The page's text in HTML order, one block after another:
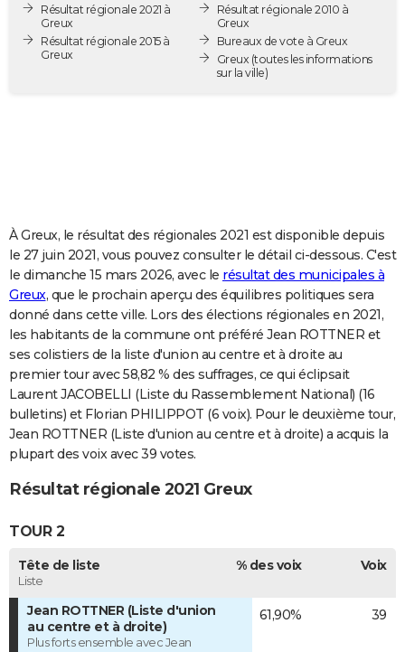
Destinations
City break
Voyage nature
Voyage de noces
Forum
PHOTO
GUIDES D'ACHAT
COPAINS D'AVANT
S'inscrire
Se connecter
Lycées
Collèges
Primaires
Universités
Entreprises
Service militaire
Avis de recherche
AVIS DE DÉCÈS
FORUM
Bricolage
Lifestyle
Culture
Television
Voyage
Résultat régionale 2021 à
Greux
Résultat régionale 2015 à
Greux
Résultat régionale 2010 à
Greux
Bureaux de vote à Greux
Greux (toutes les informations
sur la ville)
À Greux, le résultat des régionales 2021 est disponible depuis
le 27 juin 2021, vous pouvez consulter le détail ci-dessous. C'est
le dimanche 15 mars 2026, avec le résultat des municipales à
Greux, que le prochain aperçu des équilibres politiques sera
donné dans cette ville. Lors des élections régionales en 2021,
les habitants de la commune ont préféré Jean ROTTNER et
ses colistiers de la liste d'union au centre et à droite au
premier tour avec 58,82 % des suffrages, ce qui éclipsait
Laurent JACOBELLI (Liste du Rassemblement National) (16
bulletins) et Florian PHILIPPOT (6 voix). Pour le deuxième tour,
Jean ROTTNER (Liste d'union au centre et à droite) a acquis la
plupart des voix avec 39 votes.
Résultat régionale 2021 Greux
TOUR 2
Tête de liste
Liste
% des voix Voix
Jean ROTTNER (Liste d'union
au centre et à droite)
Plus forts ensemble avec Jean
61,90% 39